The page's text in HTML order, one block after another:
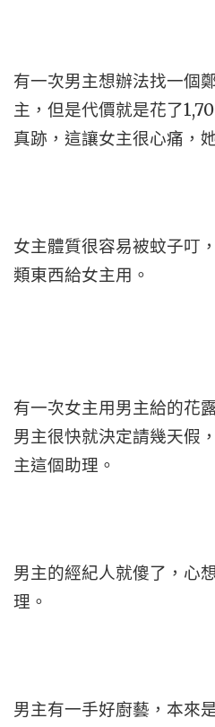
有一次男主想辦法找一個
主，但是代價就是花了
真跡，這讓女主很心痛，
女主體質很容易被蚊子叮
類東西給女主用。
有一次女主用男主給的花
男主很快就決定請幾天假
主這個助理。
男主的經紀人就傻了，心
理。
男主有一手好廚藝，本來